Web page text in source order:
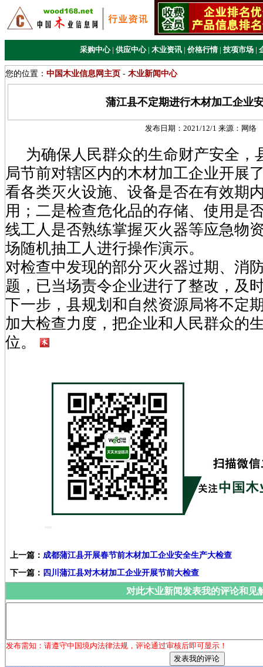
采购中心 | 供应中心 | 木业资讯 | 价格行情 | 技项市场 |
您的位置： 中国木业信息网主页 - 木业新闻中心
蒲江县不定期进行木材加工企业
发布日期：2021/12/1 来源： 网络
为确保人民群众的生命财产安全，
局节前对辖区内的木材加工企业开展
看各类灭火设施、设备是否在有效期
用；二是检查危化品的存储、使用是
线工人是否熟练掌握灭火器等应急物
场随机抽工人进行操作演示。
对检查中发现的部分灭火器过期、消
题，已当场责令企业进行了整改，及
下一步，县规划和自然资源局将不定
加大检查力度，把企业和人民群众的
位。
上一篇： 成都蒲江县开展春节前木材加工企业安全生产大检查
下一篇： 四川蒲江县对木材加工企业开展节前大检查
对此木业新闻发表我的评论和见
发布需知：请遵守中国境内法律法规，评论通过审核后即可显示！